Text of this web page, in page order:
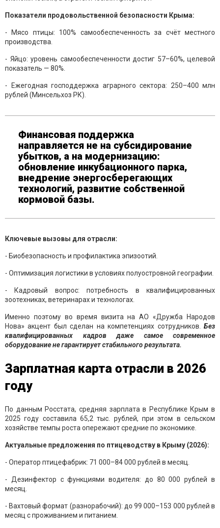
Показатели продовольственной безопасности Крыма:
- Мясо птицы: 100% самообеспеченность за счёт местного
производства.
- Яйцо: уровень самообеспеченности достиг 57–60%, целевой
показатель — 80%.
- Ежегодная господдержка аграрного сектора: 250–400 млн
рублей (Минсельхоз РК).
Финансовая поддержка
направляется не на субсидирование
убытков, а на модернизацию:
обновление инкубационного парка,
внедрение энергосберегающих
технологий, развитие собственной
кормовой базы.
Ключевые вызовы для отрасли:
- Биобезопасность и профилактика эпизоотий.
- Оптимизация логистики в условиях полуостровной географии.
- Кадровый вопрос: потребность в квалифицированных
зоотехниках, ветеринарах и технологах.
Именно поэтому во время визита на АО «Дружба Народов
Нова» акцент был сделан на компетенциях сотрудников. Без
квалифицированных кадров даже самое современное
оборудование не гарантирует стабильного результата.
Зарплатная карта отрасли в 2026
году
По данным Росстата, средняя зарплата в Республике Крым в
2025 году составила 65,2 тыс. рублей, при этом в сельском
хозяйстве темпы роста опережают средние по экономике.
Актуальные предложения по птицеводству в Крыму (2026):
- Оператор птицефабрик: 71 000–84 000 рублей в месяц.
- Дезинфектор с функциями водителя: до 80 000 рублей в
месяц.
- Вахтовый формат (разнорабочий): до 99 000–153 000 рублей в
месяц с проживанием и питанием.